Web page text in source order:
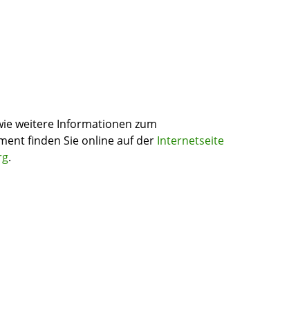
weitere Informationen zum
finden Sie online auf der Internetseite
.